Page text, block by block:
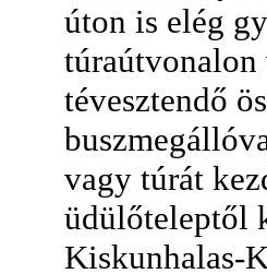
úton is elég
tévesztendő
vagy túrát
üdülőteleptől
Kiskunhalas-